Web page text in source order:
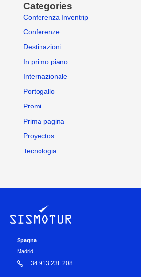
Categories
Conferenza Inventrip
Conferenze
Destinazioni
In primo piano
Internazionale
Portogallo
Premi
Prima pagina
Proyectos
Tecnologia
Spagna
Madrid
+34 913 238 208